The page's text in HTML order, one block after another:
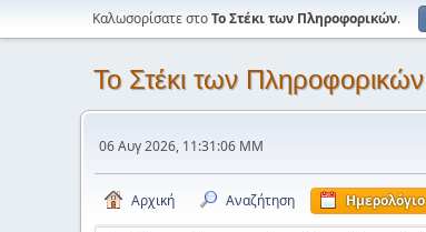
Καλωσορίσατε στοΤο Στέκι των Πληροφορικών.
Το Στέκι των Πληροφορικών
06 Αυγ 2026, 11:31:06 ΜΜ
Αρχική Αναζήτηση Ημερολόγιο